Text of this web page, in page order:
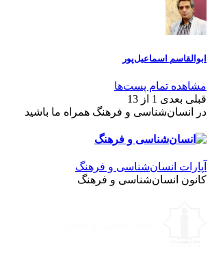
ابوالقاسم اسماعیل‌پور
مشاهده تمام پست‌ها
قبلی بعدی 1 از 13
در انسان‌شناسی و فرهنگ همراه ما باشید
آپارات انسان‌شناسی و فرهنگ
کانون انسان‌شناسی و فرهنگ